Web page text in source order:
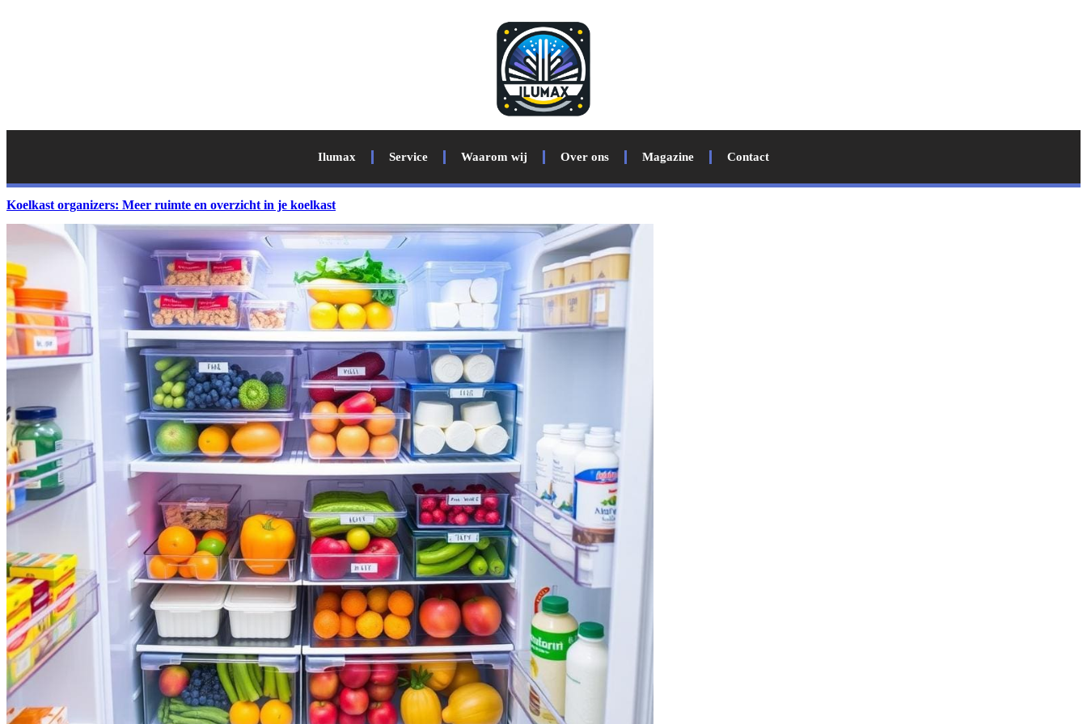
Ilumax Service Waarom wij Over ons Magazine Contact
Koelkast organizers: Meer ruimte en overzicht in je koelkast